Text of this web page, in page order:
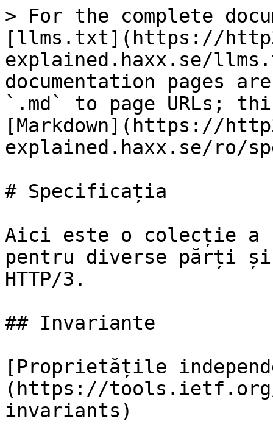
> For the complete
[llms.txt](https://
explained.haxx.se/
documentation pages
`.md` to page URLs;
[Markdown](https://
explained.haxx.se/ro/
# Specificația
Aici este o colecție
pentru diverse părți și
HTTP/3.
## Invariante
[Proprietățile
(https://
invariants)